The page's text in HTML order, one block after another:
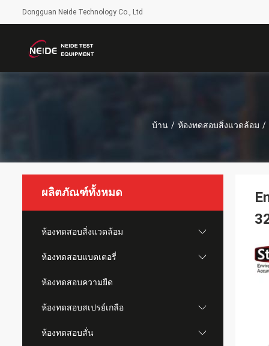
Dongguan Neide Technology Co., Ltd
บ้าน / ห้องทดสอบสิ่งแวดล้อม /
ผลิตภัณฑ์ทั้งหมด
ห้องทดสอบสิ่งแวดล้อม
ห้องทดสอบแบตเตอรี่
ห้องทดสอบความยืด
ห้องทดสอบสเปรย์เกลือ
ห้องทดสอบสั่น